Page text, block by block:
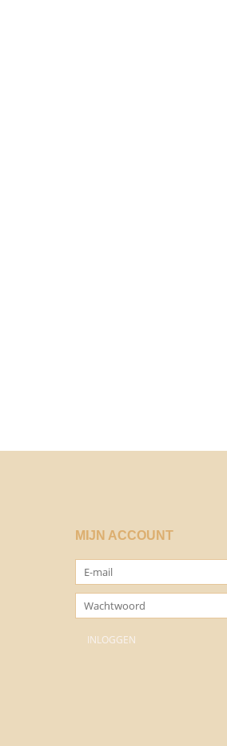
MIJN ACCOUNT